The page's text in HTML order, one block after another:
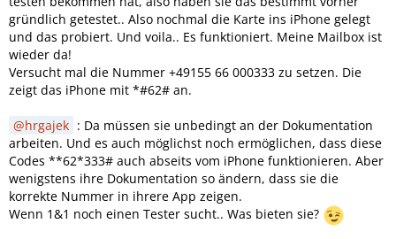
gründlich getestet.. Also nochmal die Karte ins iPhone gelegt
und das probiert. Und voila.. Es funktioniert. Meine Mailbox ist
wieder da!
Versucht mal die Nummer +49155 66 000333 zu setzen. Die
zeigt das iPhone mit *#62# an.
hrgajek : Da müssen sie unbedingt an der Dokumentation
arbeiten. Und es auch möglichst noch ermöglichen, dass diese
Codes **62*333# auch abseits vom iPhone funktionieren. Aber
wenigstens ihre Dokumentation so ändern, dass sie die
korrekte Nummer in ihrere App zeigen.
Wenn 1&1 noch einen Tester sucht.. Was bieten sie?